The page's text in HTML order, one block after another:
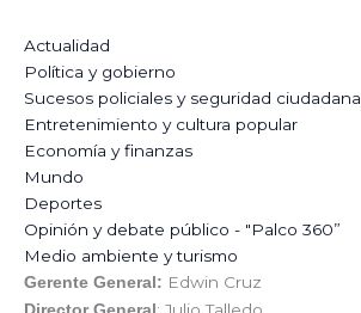
Actualidad
Política y gobierno
Sucesos policiales y seguridad ciudadana
Entretenimiento y cultura popular
Economía y finanzas
Mundo
Deportes
Opinión y debate público - "Palco 360”
Medio ambiente y turismo
Gerente General: Edwin Cruz
: Julio Talledo